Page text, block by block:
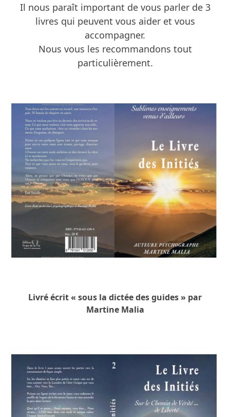
Il nous paraît important de vous parler de 3
livres qui peuvent vous aider et vous
accompagner.
Nous vous les recommandons tout
particulièrement.
Livré écrit « sous la dictée des guides » par
Martine Malia